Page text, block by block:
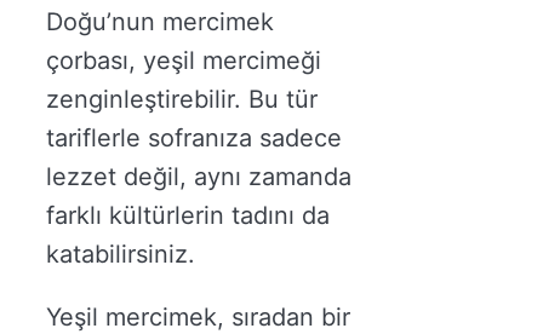
Doğu’nun mercimek
çorbası, yeşil mercimeği
zenginleştirebilir. Bu tür
tariflerle sofranıza sadece
lezzet değil, aynı zamanda
farklı kültürlerin tadını da
katabilirsiniz.
Yeşil mercimek, sıradan bir